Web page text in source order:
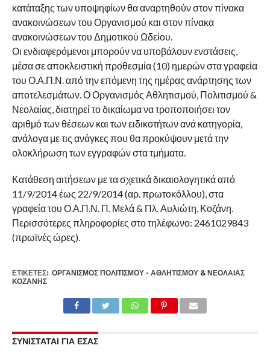
κατάταξης των υποψηφίων θα αναρτηθούν στον πίνακα
ανακοινώσεων του Οργανισμού και στον πίνακα
ανακοινώσεων του Δημοτικού Ωδείου.
Οι ενδιαφερόμενοι μπορούν να υποβάλουν ενστάσεις,
μέσα σε αποκλειστική προθεσμία (10) ημερών στα γραφεία
του Ο.Α.Π.Ν. από την επόμενη της ημέρας ανάρτησης των
αποτελεσμάτων. Ο Οργανισμός Αθλητισμού, Πολιτισμού &
Νεολαίας, διατηρεί το δικαίωμα να τροποποιήσει τον
αριθμό των θέσεων και των ειδικοτήτων ανά κατηγορία,
ανάλογα με τις ανάγκες που θα προκύψουν μετά την
ολοκλήρωση των εγγραφών στα τμήματα.
Κατάθεση αιτήσεων με τα σχετικά δικαιολογητικά από
11/9/2014 έως 22/9/2014 (αρ. πρωτοκόλλου), στα
γραφεία του Ο.Α.Π.Ν. Π. Μελά & Πλ. Αυλιώτη, Κοζάνη.
Περισσότερες πληροφορίες στο τηλέφωνο: 2461029843
(πρωϊνές ώρες).
ΕΤΙΚΕΤΕΣ: ΟΡΓΑΝΙΣΜΌΣ ΠΟΛΙΤΙΣΜΟΎ - ΑΘΛΗΤΙΣΜΟΎ & ΝΕΟΛΑΊΑΣ
ΚΟΖΆΝΗΣ
ΣΥΝΙΣΤΑΤΑΙ ΓΙΑ ΕΣΑΣ